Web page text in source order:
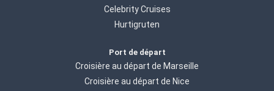
Celebrity Cruises
Hurtigruten
Port de départ
Croisière au départ de Marseille
Croisière au départ de Nice